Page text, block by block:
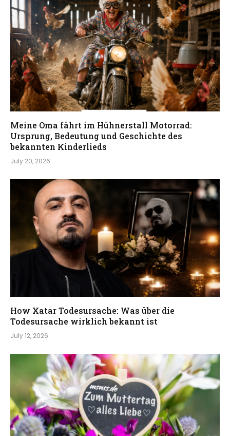
Meine Oma fährt im Hühnerstall Motorrad:
Ursprung, Bedeutung und Geschichte des
bekannten Kinderlieds
July 20, 2026
How Xatar Todesursache: Was über die
Todesursache wirklich bekannt ist
July 12, 2026